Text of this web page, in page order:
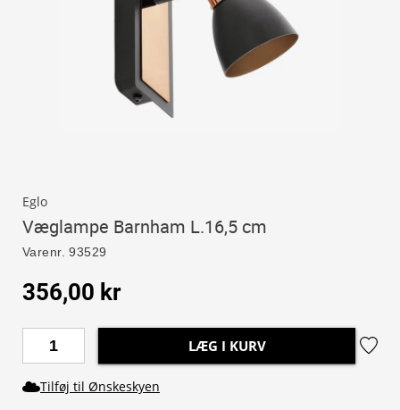
Eglo
Væglampe Barnham L.16,5 cm
Varenr. 93529
356,00 kr
LÆG I KURV
Tilføj til Ønskeskyen